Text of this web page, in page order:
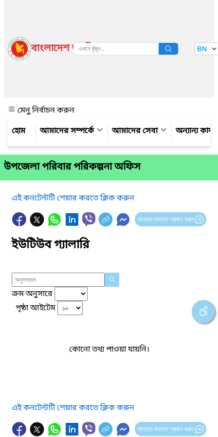
বাংলাদেশ জাতীয় তথ্য বাতায়ন BN
মেনু নির্বাচন করুন
আমাদের সম্পর্কে
আমাদের সেবা অন্যান্য
উপজেলা পরিবার পরিকল্পনা অফিস
এই কনটেন্টটি শেয়ার করতে ক্লিক করুন
আপনার মতামত প্রদান করুন
ইউটিউব গ্যালারি
ক্রম অনুসারে
পৃষ্ঠা আইটেম
কোনো তথ্য পাওয়া যায়নি।
এই কনটেন্টটি শেয়ার করতে ক্লিক করুন
আপনার মতামত প্রদান করুন